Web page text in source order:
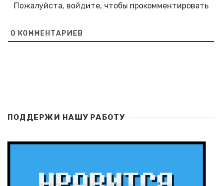
Пожалуйста, войдите, чтобы прокомментировать
0 КОММЕНТАРИЕВ
ПОДДЕРЖИ НАШУ РАБОТУ